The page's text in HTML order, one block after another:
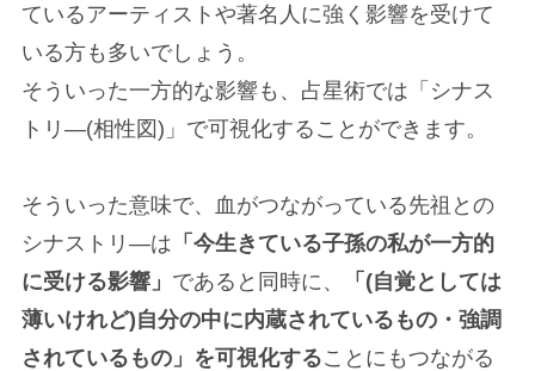
ているアーティストや著名人に強く影響を受けて
いる方も多いでしょう。
そういった一方的な影響も、占星術では「シナス
トリ―(相性図)」で可視化することができます。
そういった意味で、血がつながっている先祖との
シナストリ―は 「今生きている子孫の私が一方的
に受ける影響」 であると同時に、
「(自覚としては
薄いけれど)自分の中に内蔵されているもの・強調
されているもの」を可視化することにもつながる